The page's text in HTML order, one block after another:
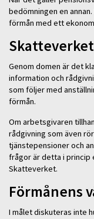
bedömningen en
förmån med ett
Genom domen är det
information och
som följer med
förmån.
Om arbetsgivaren
rådgivning som även
tjänstepensioner och
frågor är detta i
Skatteverket.
Förmånens
I målet diskuteras inte